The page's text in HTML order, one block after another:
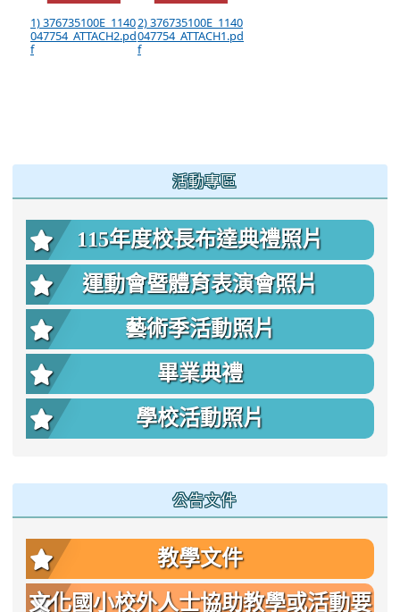
1) 376735100E_1140
047754_ATTACH2.pd
f
2) 376735100E_1140
047754_ATTACH1.pd
f
活動專區
115年度校長布達典禮照片
運動會暨體育表演會照片
藝術季活動照片
畢業典禮
學校活動照片
公告文件
教學文件
文化國小校外人士協助教學或活動要